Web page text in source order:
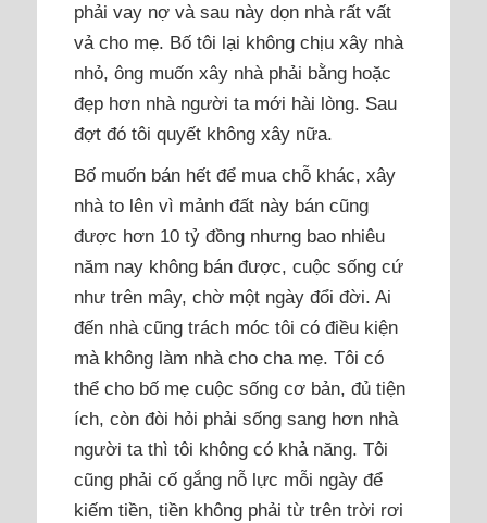
phải vay nợ và sau này dọn nhà rất vất
vả cho mẹ. Bố tôi lại không chịu xây nhà
nhỏ, ông muốn xây nhà phải bằng hoặc
đẹp hơn nhà người ta mới hài lòng. Sau
đợt đó tôi quyết không xây nữa.
Bố muốn bán hết để mua chỗ khác, xây
nhà to lên vì mảnh đất này bán cũng
được hơn 10 tỷ đồng nhưng bao nhiêu
năm nay không bán được, cuộc sống cứ
như trên mây, chờ một ngày đổi đời. Ai
đến nhà cũng trách móc tôi có điều kiện
mà không làm nhà cho cha mẹ. Tôi có
thể cho bố mẹ cuộc sống cơ bản, đủ tiện
ích, còn đòi hỏi phải sống sang hơn nhà
người ta thì tôi không có khả năng. Tôi
cũng phải cố gắng nỗ lực mỗi ngày để
kiếm tiền, tiền không phải từ trên trời rơi